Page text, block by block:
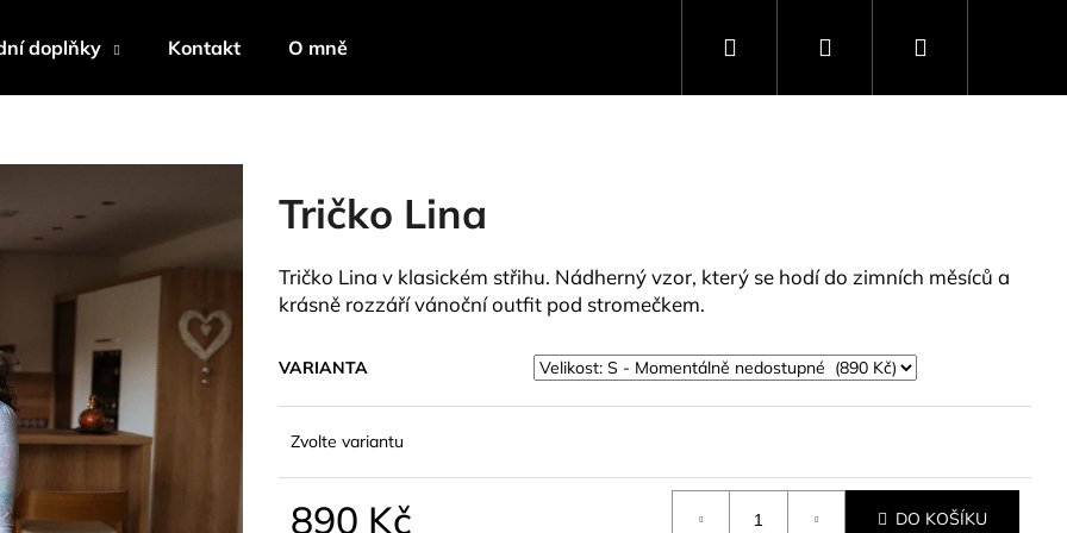
doplňky Kontakt O mně Hledat PřihlášeníNákupní
Tričko Lina
Tričko Lina v klasickém střihu. Nádherný vzor, který se hodí do zimních měsíců a
krásně rozzáří vánoční outfit pod stromečkem.
VARIANTA
Zvolte variantu
890 Kč DO KOŠÍKU
HLEDAT
Doporučujeme